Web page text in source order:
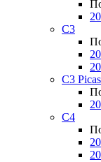
C3
C3
C4